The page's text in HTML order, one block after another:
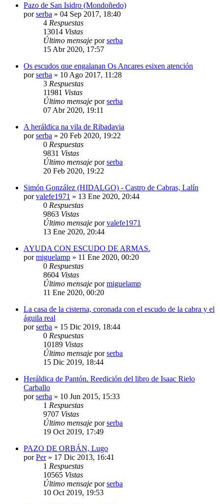
Pazo de San Isidro (Mondoñedo)
porserba » 04 Sep 2017, 18:40
4 Respuestas
13014 Vistas
Último mensaje porserba
15 Abr 2020, 17:57
Os escudos que engalanan Os Ancares esixen atención
porserba » 10 Ago 2017, 11:28
3 Respuestas
11981 Vistas
Último mensaje porserba
07 Abr 2020, 19:11
A heráldica na vila de Ribadavia
porserba » 20 Feb 2020, 19:22
0 Respuestas
9831 Vistas
Último mensaje porserba
20 Feb 2020, 19:22
Simón González (HIDALGO) - Castro de Cabras, Lalín
porvalefe1971 » 13 Ene 2020, 20:44
0 Respuestas
9863 Vistas
Último mensaje porvalefe1971
13 Ene 2020, 20:44
AYUDA CON ESCUDO DE ARMAS.
pormiguelamp » 11 Ene 2020, 00:20
0 Respuestas
8604 Vistas
Último mensaje pormiguelamp
11 Ene 2020, 00:20
La casa de la cisterna, coronada con el escudo de la cabra y el
águila real
porserba » 15 Dic 2019, 18:44
0 Respuestas
10189 Vistas
Último mensaje porserba
15 Dic 2019, 18:44
Heráldica de Pantón. Reedición del libro de Isaac Rielo
Carballo
porserba » 10 Jun 2015, 15:33
1 Respuestas
9707 Vistas
Último mensaje porserba
19 Oct 2019, 17:49
PAZO DE ORBÁN, Lugo
porPer» 17 Dic 2013, 16:41
1 Respuestas
10565 Vistas
Último mensaje porserba
10 Oct 2019, 19:53